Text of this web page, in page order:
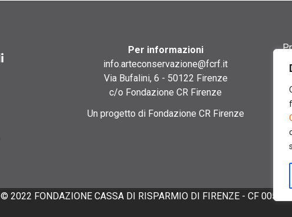
Per informazioni
info.arteconservazione@fcrf.it
Via Bufalini, 6 - 50122 Firenze
c/o Fondazione CR Firenze
Un progetto di Fondazione CR Firenze
© 2022 FONDAZIONE CASSA DI RISPARMIO DI FIRENZE - CF